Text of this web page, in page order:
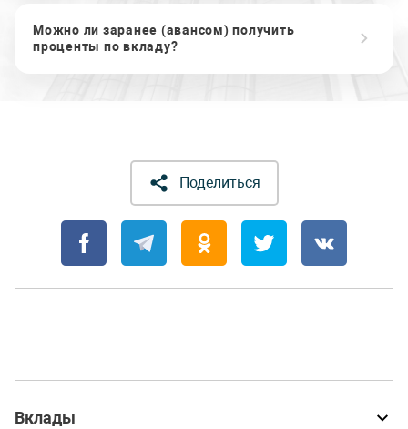
Можно ли заранее (авансом) получить
проценты по вкладу?
Поделиться
Вклады